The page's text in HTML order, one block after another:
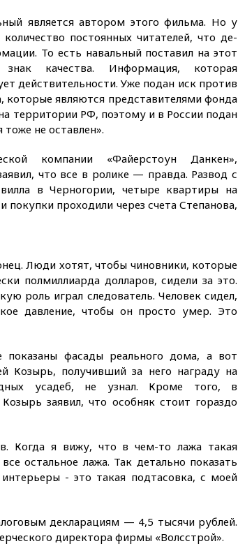
осужденного в России
В Екатеринбурге
атакован склад Wildberries
07:52 В Таиланде ученик
устроил стрельбу в школе:
есть жертвы
07:00
привел к эвакуации жителей
06:00Суд обязал Meta
выплатить $567 млн по делу о
вреде психическому
здоровью детей
в США
04:00Суд взыскал почти 5 млн
рублей в пользу семьи
отравившегося в детсаду
мальчика
рассорить Россию и Казахстан
обречены на провал
02:00Ни один водоем Англии
не соответствует нормам
химической безопасности
нуждаются в дальнобойных
ракетах и системах Patriot
00:01Трамп заявил о
вчера, 23:28Слуцкий призвал
признать «Яблоко»
является автором этого фильма. Но у
постоянных читателей, что де-
То есть навальный поставил на этот
качества. Информация, которая
действительности. Уже подан иск против
которые являются представителями фонда
территории РФ, поэтому и в России подан
не оставлен».
компании «Файерстоун Данкен»,
что все в ролике — правда. Развод с
в Черногории, четыре квартиры на
проходили через счета Степанова,
Люди хотят, чтобы чиновники, которые
полмиллиарда долларов, сидели за это.
роль играл следователь. Человек сидел,
давление, чтобы он просто умер. Это
фасады реального дома, а вот
Козырь, получивший за него награду на
усадеб, не узнал. Кроме того, в
заявил, что особняк стоит гораздо
Когда я вижу, что в чем-то лажа такая
остальное лажа. Так детально показать
- это такая подтасовка, с моей
декларациям — 4,5 тысячи рублей.
директора фирмы «Волсстрой».